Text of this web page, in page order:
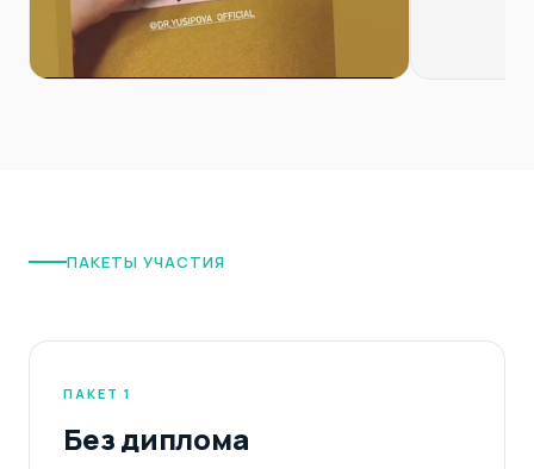
ПАКЕТЫ УЧАСТИЯ
ПАКЕТ 1
Без диплома